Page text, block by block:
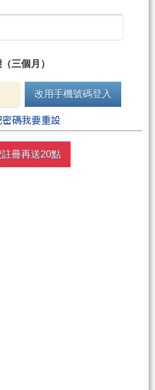
啦。就問你240以上誰要
海體量太大增幅有限，
10:58
12/10 11:00
要謝謝博士清洗扶額 12/10
都減線了，外資當然出脫啊
到多少？ 12/10 11:03
= 12/10 11:04
12/10 11:04
還會再進貨，拉上300再出
12/10 11:08
例圖 12/10 11:11
2317準備反彈 12/10 11:12
等300.. 12/10 11:12
數發部到底有沒有在做事
來啦 水啦 各位跟上囉
10 11:14
三個月）
改用手機號碼登入
碼我要重設
註冊再送20點